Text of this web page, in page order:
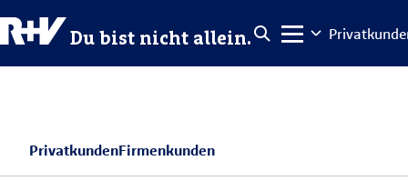
Du bist nicht allein.
PrivatkundenFirmenkunden